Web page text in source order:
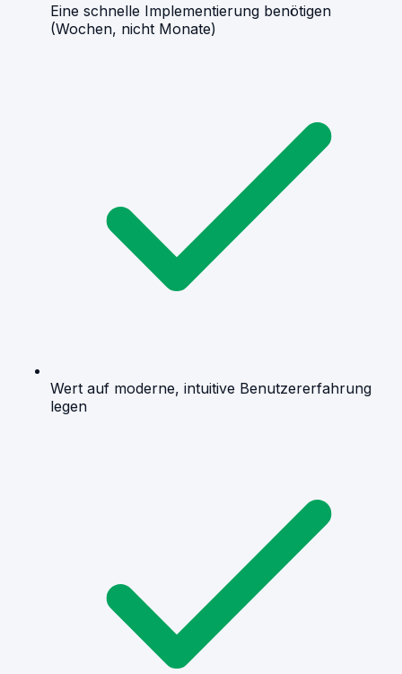
Eine schnelle Implementierung benötigen
(Wochen, nicht Monate)
Wert auf moderne, intuitive Benutzererfahrung
legen